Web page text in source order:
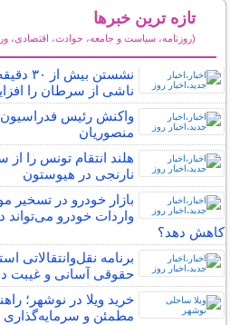
تازه ترین خبرها
(روزنامه، سیاست و جامعه، حوادث، اقتصادی،
نشستن
ناشی از سرطان را
واکنش رئیس
منصوریان
هلند انتقام تونس را
نارنجی در هیوستون
بازار خودرو در تسخیر
واردات خودرو می‌تواند
کاهش دهد؟
برنامه نقل‌وانتقالاتی
حقوقی آسانی و غیبت
خرید ویلا در نوشهر؛
مطمئن و